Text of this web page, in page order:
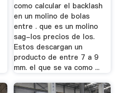
como calcular el backlash
en un molino de bolas
entre . que es un molino
sag-los precios de los.
Estos descargan un
producto de entre 7 a 9
mm. el que se va como ...